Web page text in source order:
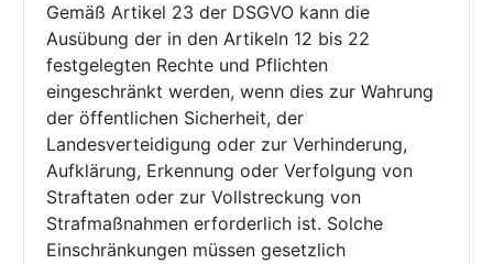
Gemäß Artikel 23 der DSGVO kann die
Ausübung der in den Artikeln 12 bis 22
festgelegten Rechte und Pflichten
eingeschränkt werden, wenn dies zur Wahrung
der öffentlichen Sicherheit, der
Landesverteidigung oder zur Verhinderung,
Aufklärung, Erkennung oder Verfolgung von
Straftaten oder zur Vollstreckung von
Strafmaßnahmen erforderlich ist. Solche
Einschränkungen müssen gesetzlich